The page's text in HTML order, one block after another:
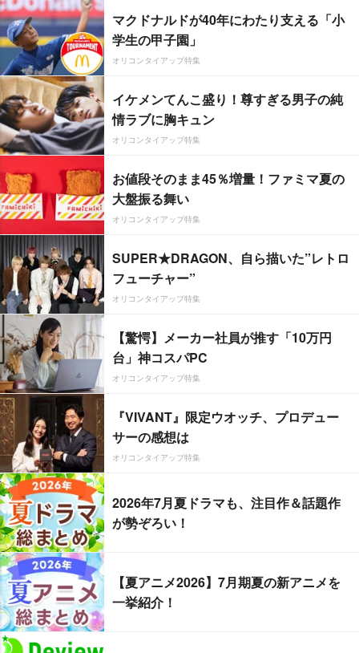
マクドナルドが40年にわたり支える「小
学生の甲子園」
オリコンタイアップ特集
イケメンてんこ盛り！尊すぎる男子の純
情ラブに胸キュン
オリコンタイアップ特集
お値段そのまま45％増量！ファミマ夏の
大盤振る舞い
オリコンタイアップ特集
SUPER★DRAGON、自ら描いた”レトロ
フューチャー”
オリコンタイアップ特集
【驚愕】メーカー社員が推す「10万円
台」神コスパPC
オリコンタイアップ特集
『VIVANT』限定ウオッチ、プロデュー
サーの感想は
オリコンタイアップ特集
2026年7月夏ドラマも、注目作＆話題作
が勢ぞろい！
【夏アニメ2026】7月期夏の新アニメを
一挙紹介！